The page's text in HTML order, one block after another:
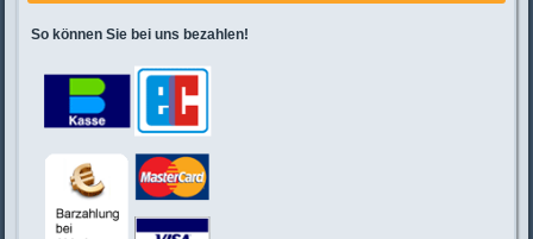
So können Sie bei uns bezahlen!